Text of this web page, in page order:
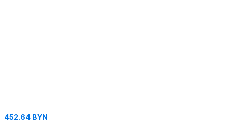
452.64 BYN